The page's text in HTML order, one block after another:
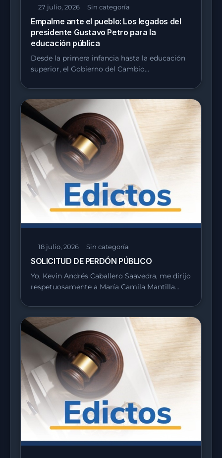
27 julio, 2026 Sin categoría
Empalme ante el pueblo: Los legados del
presidente Gustavo Petro para la
educación pública
Desde la primera infancia hasta la educación
superior, el Gobierno del Cambio…
18 julio, 2026 Sin categoría
SOLICITUD DE PERDÓN PÚBLICO
Yo, Kevin Andrés Caballero Saavedra, me dirijo
respetuosamente a María Camila Mantilla…